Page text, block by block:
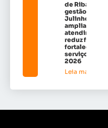
de Ribamar:
gestão de Dr.
Julinho
amplia
atendimentos,
reduz filas e
fortalece
serviços em
2026
Leia mais »